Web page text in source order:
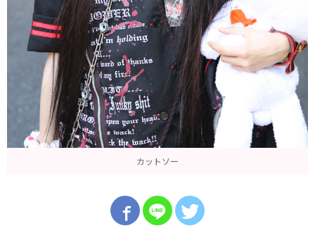
カットソー